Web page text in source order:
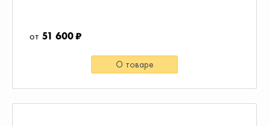
51 600 ₽
О товаре